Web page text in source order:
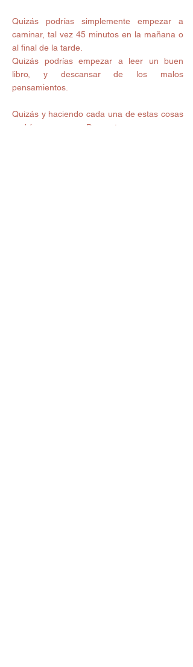
Quizás podrías simplemente empezar a
caminar, tal vez 45 minutos en la mañana o
al final de la tarde.
Quizás podrías empezar a leer un buen
libro, y descansar de los malos
pensamientos.
Quizás y haciendo cada una de estas cosas
podrías empezar a Despertar.